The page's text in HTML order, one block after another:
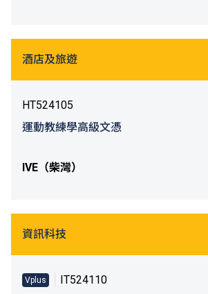
酒店及旅遊
HT524105
運動教練學高級文憑
IVE（柴灣）
資訊科技
Vplus
IT524110